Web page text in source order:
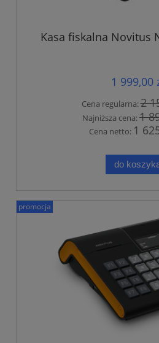
Kasa fiskalna Novitus
1 999,00
Cena regularna:2
Najniższa cena:1
Cena netto: 1
do
promocja